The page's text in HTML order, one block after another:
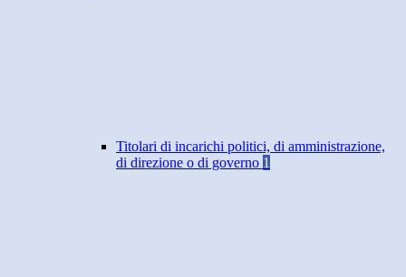
Titolari di incarichi politici, di amministrazione,
di direzione o di governo 1